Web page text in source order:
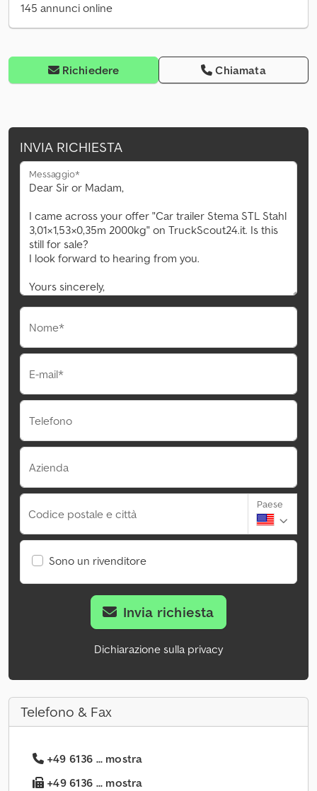
145 annunci online
Richiedere Chiamata
INVIA RICHIESTA
Messaggio*
Nome*
E-mail*
Telefono
Azienda
Codice postale e città
Paese
Sono un rivenditore
Invia richiesta
Dichiarazione sulla privacy
Telefono & Fax
+49 6136 ... mostra
+49 6136 ... mostra